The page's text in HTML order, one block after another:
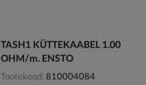
TASH1 KÜTTEKAABEL 1.00
OHM/m. ENSTO
Tootekood 810004084